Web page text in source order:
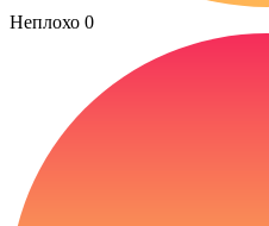
Неплохо 0